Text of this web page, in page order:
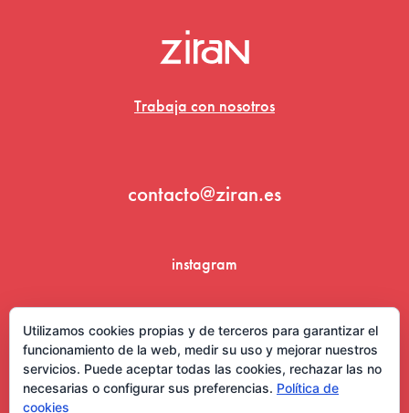
Trabaja con nosotros
contacto@ziran.es
instagram
Utilizamos cookies propias y de terceros para garantizar el
funcionamiento de la web, medir su uso y mejorar nuestros
servicios. Puede aceptar todas las cookies, rechazar las no
necesarias o configurar sus preferencias. Política de
cookies